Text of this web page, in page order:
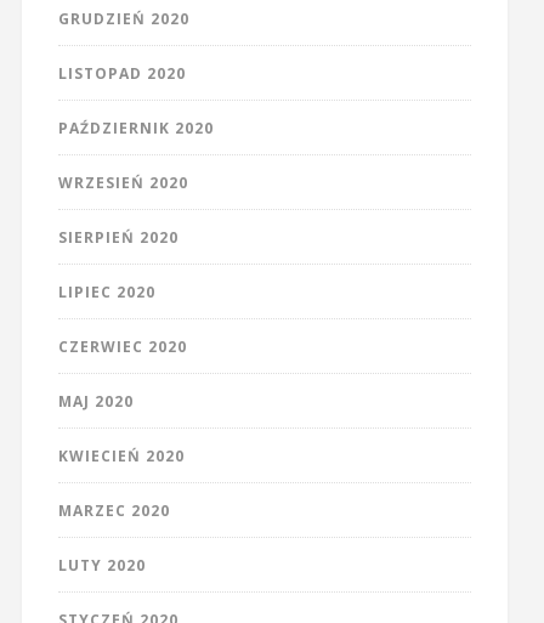
GRUDZIEŃ 2020
LISTOPAD 2020
PAŹDZIERNIK 2020
WRZESIEŃ 2020
SIERPIEŃ 2020
LIPIEC 2020
CZERWIEC 2020
MAJ 2020
KWIECIEŃ 2020
MARZEC 2020
LUTY 2020